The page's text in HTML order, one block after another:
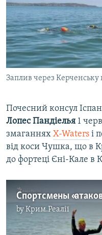
ВІДЕОУРОКИ «ELIFBE»
СВІДЧЕННЯ ОКУПАЦІЇ
УКРАЇНСЬКА ПРОБЛЕМА
ІНФОГРАФІКА
Русский
Qırımtatar
ДОЛУЧАЙСЯ!
Усі сайти RFE/RL
Заплив через Керченську
Почесний консул
Лопес Пандіелья 1
змаганнях X-Waters і
від коси Чушка, що в
до фортеці Єні-Кале в
byКрим.Реалії